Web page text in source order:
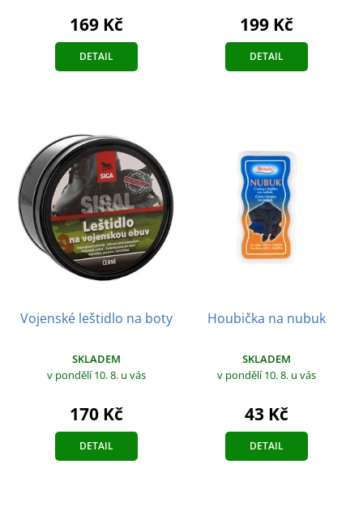
169 Kč
DETAIL
199 Kč
DETAIL
Vojenské leštidlo na boty
SKLADEM
v pondělí 10. 8. u vás
170 Kč
DETAIL
Houbička na nubuk
SKLADEM
v pondělí 10. 8. u vás
43 Kč
DETAIL